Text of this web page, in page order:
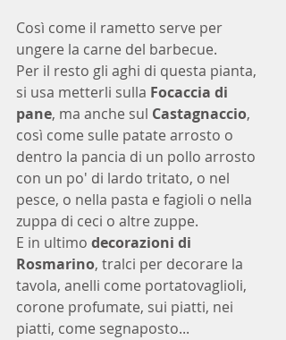
Così come il rametto serve per
ungere la carne del barbecue.
Per il resto gli aghi di questa pianta,
si usa metterli sulla Focaccia di
pane, ma anche sul Castagnaccio,
così come sulle patate arrosto o
dentro la pancia di un pollo arrosto
con un po' di lardo tritato, o nel
pesce, o nella pasta e fagioli o nella
zuppa di ceci o altre zuppe.
E in ultimo decorazioni di
Rosmarino, tralci per decorare la
tavola, anelli come portatovaglioli,
corone profumate, sui piatti, nei
piatti, come segnaposto...